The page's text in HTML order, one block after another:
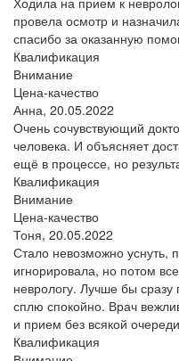
провела осмотр и
спасибо за оказанную
Квалификация
Внимание
Цена-качество
Анна, 20.05.2022
Очень сочувствующий
человека. И объясняет
ещё в процессе, но
Квалификация
Внимание
Цена-качество
Тоня, 20.05.2022
Стало невозможно уснуть,
игнорировала, но потом
неврологу. Лучше бы
сплю спокойно. Врач
и прием без всякой
Квалификация